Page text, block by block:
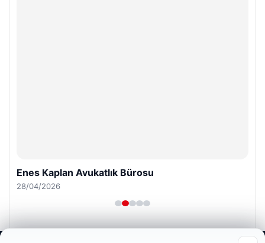
Enes Kaplan Avukatlık Bürosu
28/04/2026